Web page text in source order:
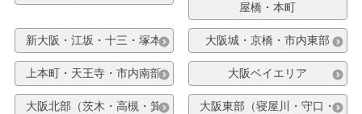
屋橋・本町
新大阪・江坂・十三・塚本 大阪城・京橋・市内東部
上本町・天王寺・市内南部 大阪ベイエリア
大阪北部（茨木・高槻・箕
大阪東部（寝屋川・守口・